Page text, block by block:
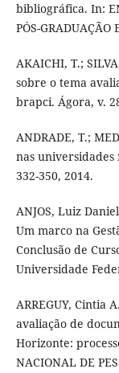
bibliográfica. In:
PÓS-
AKAICHI, T.;
sobre o tema
brapci. Ágora, v.
ANDRADE, T.;
nas universidades
332-350, 2014.
ANJOS, Luiz
Um marco na
Conclusão de
Universidade
ARREGUY, Cintia
avaliação de
Horizonte:
NACIONAL DE